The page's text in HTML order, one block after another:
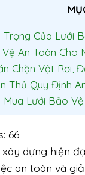
Trọng Của Lưới
Vệ An Toàn Cho
Chặn Vật Rơi,
Thủ Quy Định
Mua Lưới Bảo
66
dựng hiện
an toàn và